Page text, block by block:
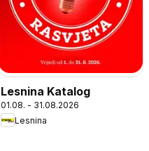
Lesnina Katalog
01.08. - 31.08.2026
Lesnina